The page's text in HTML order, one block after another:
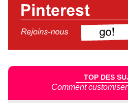
TOP DES
Comment